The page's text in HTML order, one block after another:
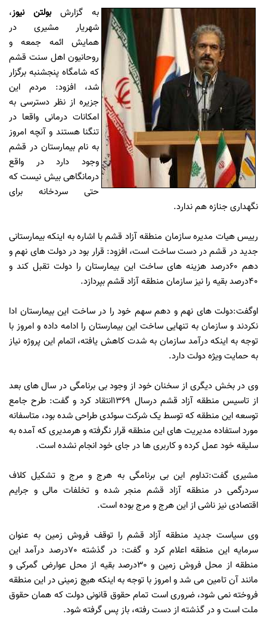
به گزارش بولتن نیوز،
شهریار مشیری در
همایش ائمه جمعه و
روحانیون اهل سنت قشم
که شامگاه پنجشنبه برگزار
شد، افزود: مردم این
جزیره از نظر دسترسی به
امکانات درمانی واقعا در
تنگنا هستند و آنچه امروز
به نام بیمارستان در قشم
وجود دارد در واقع
درمانگاهی بیش نیست که
حتی سردخانه برای
نگهداری جنازه هم ندارد.
رییس هیات مدیره سازمان منطقه آزاد قشم با اشاره به اینکه بیمارستانی
جدید در قشم در دست ساخت است، افزود: قرار بود در دولت های نهم و
دهم 60درصد هزینه های ساخت این بیمارستان را دولت تقبل کند و
40درصد بقیه را نیز سازمان منطقه آزاد قشم بپردازد.
اوگفت:دولت های نهم و دهم سهم خود را در ساخت این بیمارستان ادا
نکردند و سازمان به تنهایی ساخت این بیمارستان را ادامه داده و امروز با
توجه به اینکه درآمد سازمان به شدت کاهش یافته، اتمام این پروژه نیاز
به حمایت ویژه دولت دارد.
وی در بخش دیگری از سخنان خود از وجود بی برنامگی در سال های بعد
از تاسیس منطقه آزاد قشم درسال 1369انتقاد کرد و گفت: طرح جامع
توسعه این منطقه که توسط یک شرکت سوئدی طراحی شده بود، متاسفانه
مورد استفاده مدیریت های این منطقه قرار نگرفته و هرمدیری که آمده به
سلیقه خود عمل کرده و کاربری ها در جای خود انجام نشده است.
مشیری گفت:تداوم این بی برنامگی به هرج و مرج و تشکیل کلاف
سردرگمی در منطقه آزاد قشم منجر شده و تخلفات مالی و جرایم
اقتصادی نیز ناشی از این هرج و مرج بوده است.
وی سیاست جدید منطقه آزاد قشم را توقف فروش زمین به عنوان
سرمایه این منطقه اعلام کرد و گفت: در گذشته 70درصد درآمد این
منطقه از محل فروش زمین و 30درصد بقیه از محل عوارض گمرکی و
مانند آن تامین می شد و امروز با توجه به اینکه هیچ زمینی در این منطقه
فروخته نمی شود، ضروری است تمام حقوق قانونی دولت که همان حقوق
ملت است و در گذشته از دست رفته، باز پس گرفته شود.